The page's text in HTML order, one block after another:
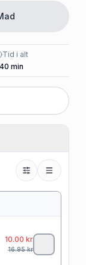
Tid i alt
40 min
10.00 kr
16.95kr